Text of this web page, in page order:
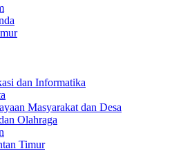
dan Informatika
Masyarakat dan Desa
Olahraga
Timur